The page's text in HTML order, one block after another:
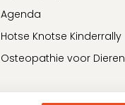
Agenda
Hotse Knotse Kinderrally
Osteopathie voor Dieren